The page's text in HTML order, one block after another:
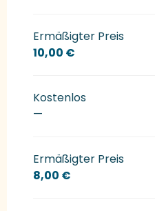
Ermäßigter Preis
10,00 €
Kostenlos
—
Ermäßigter Preis
8,00 €